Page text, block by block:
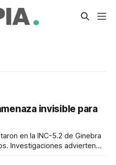
invisible para
en la INC-5.2 de Ginebra